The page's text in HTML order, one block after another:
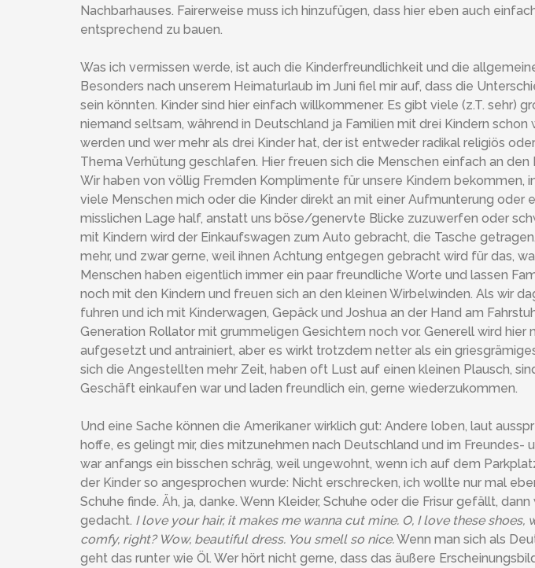
Nachbarhauses. Fairerweise muss ich hinzufügen, dass hier eben auch
entsprechend zu bauen.
Was ich vermissen werde, ist auch die Kinderfreundlichkeit und die
Besonders nach unserem Heimaturlaub im Juni fiel mir auf, dass die
sein könnten. Kinder sind hier einfach willkommener. Es gibt viele (z.T. sehr)
niemand seltsam, während in Deutschland ja Familien mit drei Kindern
werden und wer mehr als drei Kinder hat, der ist entweder radikal religiös
Thema Verhütung geschlafen. Hier freuen sich die Menschen einfach an den
Wir haben von völlig Fremden Komplimente für unsere Kindern bekommen,
viele Menschen mich oder die Kinder direkt an mit einer Aufmunterung oder
misslichen Lage half, anstatt uns böse/genervte Blicke zuzuwerfen oder
mit Kindern wird der Einkaufswagen zum Auto gebracht, die Tasche
mehr, und zwar gerne, weil ihnen Achtung entgegen gebracht wird für das,
Menschen haben eigentlich immer ein paar freundliche Worte und lassen
noch mit den Kindern und freuen sich an den kleinen Wirbelwinden. Als wir
fuhren und ich mit Kinderwagen, Gepäck und Joshua an der Hand am
Generation Rollator mit grummeligen Gesichtern noch vor. Generell wird hier
aufgesetzt und antrainiert, aber es wirkt trotzdem netter als ein
sich die Angestellten mehr Zeit, haben oft Lust auf einen kleinen Plausch,
Geschäft einkaufen war und laden freundlich ein, gerne wiederzukommen.
Und eine Sache können die Amerikaner wirklich gut: Andere loben, laut
hoffe, es gelingt mir, dies mitzunehmen nach Deutschland und im Freundes-
war anfangs ein bisschen schräg, weil ungewohnt, wenn ich auf dem
der Kinder so angesprochen wurde: Nicht erschrecken, ich wollte nur mal
Schuhe finde. Äh, ja, danke. Wenn Kleider, Schuhe oder die Frisur gefällt,
gedacht. I love your hair, it makes me wanna cut mine. O, I love these shoes,
comfy, right? Wow, beautiful dress. You smell so nice.Wenn man sich als
geht das runter wie Öl. Wer hört nicht gerne, dass das äußere